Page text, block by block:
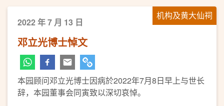
机构及黄大仙祠
2022 年 7 月 13 日
邓立光博士悼文
本园顾问邓立光博士因病於2022年7月8日早上与世长
辞，本园董事会同寅致以深切哀悼。